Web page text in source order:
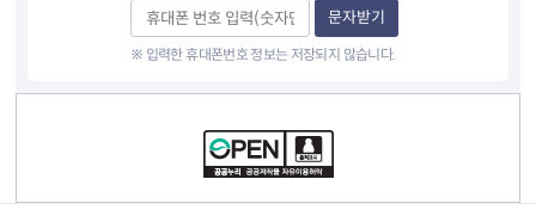
문자받기
※ 입력한 휴대폰번호 정보는 저장되지 않습니다.